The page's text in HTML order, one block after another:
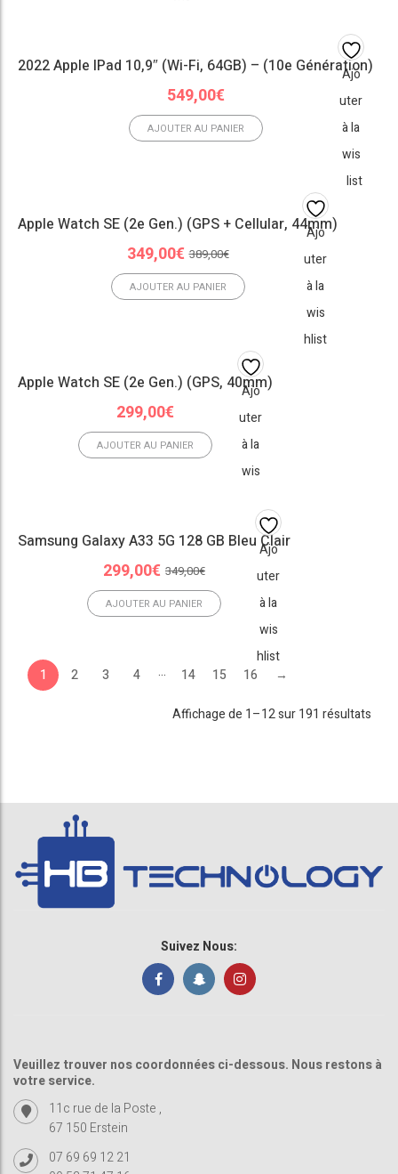
Ajo
uter
à la
wis
hlist
2022 Apple IPad 10,9″ (Wi-Fi, 64GB) – (10e Génération)
549,00€
AJOUTER AU PANIER
Ajo
uter
à la
wis
hlist
Apple Watch SE (2e Gen.) (GPS + Cellular, 44mm)
389,00€
Le
prix
initial
349,00€Le
prix
actuel
AJOUTER AU PANIER
Ajo
uter
à la
wis
Apple Watch SE (2e Gen.) (GPS, 40mm)
299,00€
AJOUTER AU PANIER
Ajo
uter
à la
wis
hlist
Samsung Galaxy A33 5G 128 GB Bleu Clair
349,00€
Le
prix
initial
299,00€ Le
prix
actuel
AJOUTER AU PANIER
1 2 3 4 … 14 15 16 →
Affichage de 1–12 sur 191 résultats
Suivez Nous:
Veuillez trouver nos coordonnées ci-dessous. Nous restons à
votre service.
11c rue de la Poste ,
67 150 Erstein
07 69 69 12 21